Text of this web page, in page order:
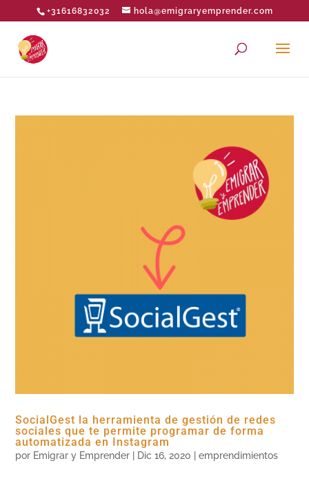
+31616832032 hola@emigraryemprender.com
SocialGest la herramienta de gestión de redes
sociales que te permite programar de forma
automatizada en Instagram
por Emigrar y Emprender Dic 16, 2020 |emprendimientos